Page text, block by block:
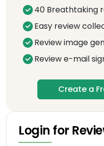
40 Breathtaking
Easy review
Review image
Review e-mail
Create a
Login for